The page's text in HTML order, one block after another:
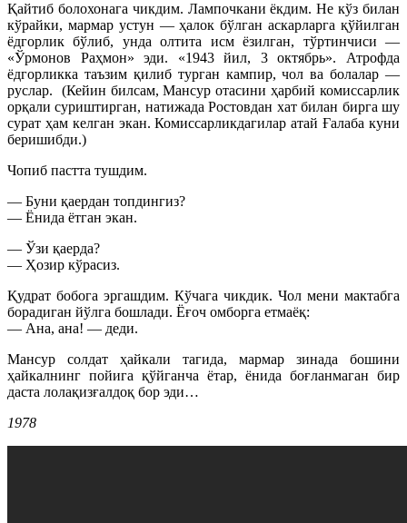
Қайтиб болохонага чикдим. Лампочкани ёкдим. Не кўз билан
кўрайки, мармар устун — ҳалок бўлган аскарларга қўйилган
ёдгорлик бўлиб, унда олтита исм ёзилган, тўртинчиси —
«Ўрмонов Раҳмон» эди. «1943 йил, 3 октябрь». Атрофда
ёдгорликка таъзим қилиб турган кампир, чол ва болалар —
руслар. (Кейин билсам, Мансур отасини ҳарбий комиссарлик
орқали суриштирган, натижада Ростовдан хат билан бирга шу
сурат ҳам келган экан. Комиссарликдагилар атай Ғалаба куни
беришибди.)
Чопиб пастта тушдим.
— Буни қаердан топдингиз?
— Ёнида ётган экан.
— Ўзи қаерда?
— Ҳозир кўрасиз.
Қудрат бобога эргашдим. Кўчага чикдик. Чол мени мактабга
борадиган йўлга бошлади. Ёғоч омборга етмаёқ:
— Ана, ана! — деди.
Мансур солдат ҳайкали тагида, мармар зинада бошини
ҳайкалнинг пойига қўйганча ётар, ёнида боғланмаган бир
даста лолақизғалдоқ бор эди…
1978